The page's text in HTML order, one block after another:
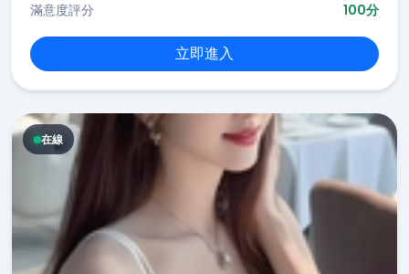
滿意度評分
100分
立即進入
在線